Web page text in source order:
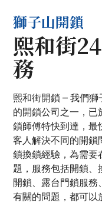
獅子山開鎖
熙和街
務
熙和街開鎖 – 我們
的開鎖公司之一，已
鎖師傅特快到達，
客人解決不同的開鎖
鎖換鎖經驗，為需要
題，服務包括開鎖
開鎖、露台門鎖服務
有關的問題，都可以